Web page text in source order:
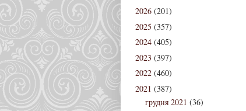
2026 (201)
2025 (357)
2024 (405)
2023 (397)
2022 (460)
2021 (387)
грудня 2021 (36)